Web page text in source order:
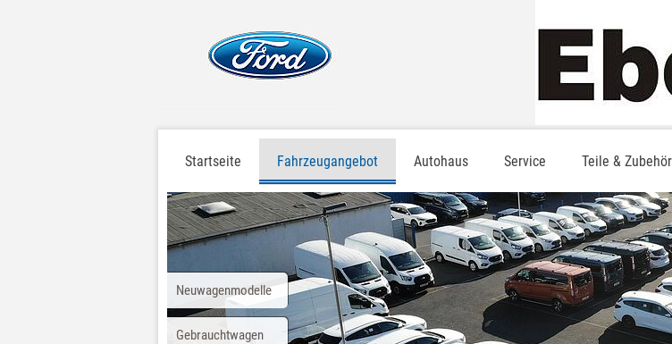
Startseite Fahrzeugangebot Autohaus Service Teile & Zubehör
Neuwagenmodelle
Gebrauchtwagen